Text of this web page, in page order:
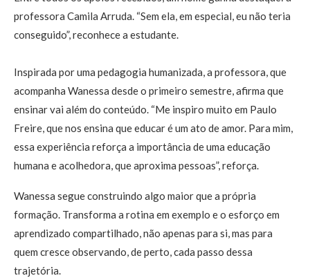
professora Camila Arruda. “Sem ela, em especial, eu não teria
conseguido”, reconhece a estudante.
Inspirada por uma pedagogia humanizada, a professora, que
acompanha Wanessa desde o primeiro semestre, afirma que
ensinar vai além do conteúdo. “Me inspiro muito em Paulo
Freire, que nos ensina que educar é um ato de amor. Para mim,
essa experiência reforça a importância de uma educação
humana e acolhedora, que aproxima pessoas”, reforça.
Wanessa segue construindo algo maior que a própria
formação. Transforma a rotina em exemplo e o esforço em
aprendizado compartilhado, não apenas para si, mas para
quem cresce observando, de perto, cada passo dessa
trajetória.